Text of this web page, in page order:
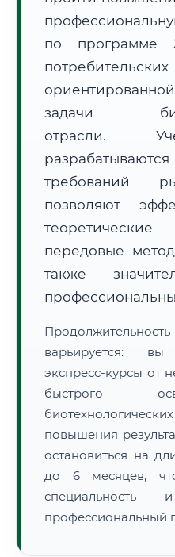
Расчет логистики оригиналов:
• Экспресс-доставка СДЭК / Почтой:
📜 Документы и аккредитация
🔍Нажмите на документ
по программе
задачи
отрасли.
требований
позволяют
передовые
также
варьируется:
экспресс-курсы от
быстрого
повышения
остановиться на
до 6 месяцев,
профессиональный